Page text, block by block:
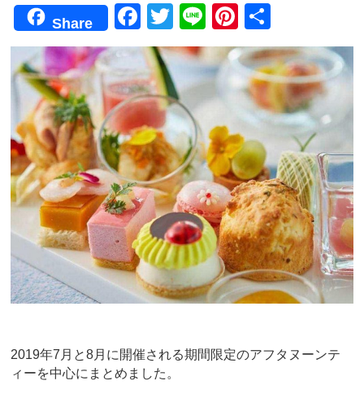
Share
F
a
c
e
b
o
o
k
T
wi
tt
er
Li
n
e
Pi
nt
er
e
st
有
2019年7月と8月に開催される期間限定のアフタヌーンテ
ィーを中心にまとめました。